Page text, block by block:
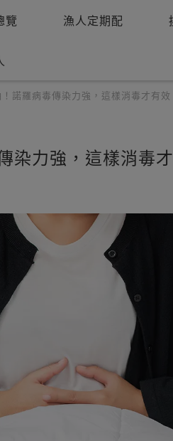
覽 漁人定期配
諾羅病毒傳染力強，這樣消毒才有效
染力強，這樣消毒才